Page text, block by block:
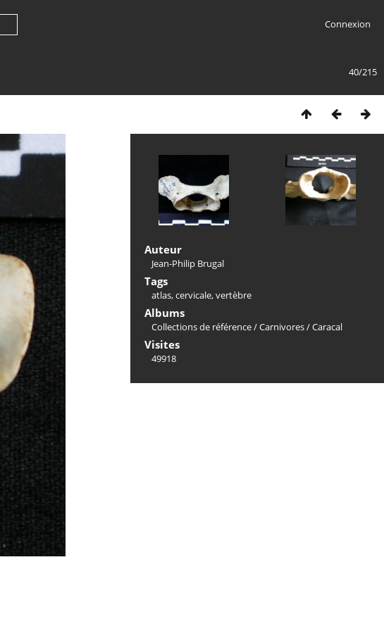
Connexion
40/215
Auteur
Jean-Philip Brugal
Tags
atlas,cervicale,vertèbre
Albums
Collections de référence/Carnivores/Caracal
Visites
49918